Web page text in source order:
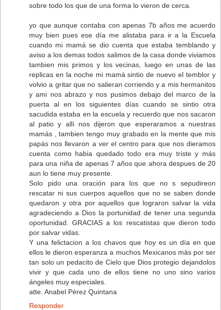
sobre todo los que de una forma lo vieron de cerca.
yo que aunque contaba con apenas 7b años me acuerdo
muy bien pues ese día me alistaba para ir a la Escuela
cuando mi mamá se dio cuenta que estaba temblando y
aviso a los demas todos salimos de la casa donde viviamos
tambien mis primos y los vecinas, luego en unas de las
replicas en la noche mi mamá sintio de nuevo el temblor y
volvio a gritar que no salieran corriendo y a mis hermanitos
y ami nos abrazo y nos pusimos debajo del marco de la
puerta al en los siguientes días cuando se sintio otra
sacudida estaba en la escuela y recuerdo que nos sacaron
al patio y allí nos dijeron que esperaramos a nuestras
mamás , tambien tengo muy grabado en la mente que mis
papás nos llevaron a ver el centro para que nos dieramos
cuenta como habia quedado todo era muy triste y más
para una niña de apenas 7 años que ahora despues de 20
aun lo tiene muy presente.
Solo pido una oración para los que no s sepudireon
rescatar ni sus cuerpos aquellos que no se saben donde
quedaron y otra por aquellos que lograron salvar la vida
agradeciendo a Dios la portunidad de tener una segunda
oportunidad. GRACIAS a los rescatistas que dieron todo
por salvar vidas.
Y una felictacion a los chavos que hoy es un día en que
ellos le dieron esperanza a muchos Mexicanos más por ser
tan solo un pedacito de Cielo que Dios protegio dejandolos
vivir y que cada uno de ellos tiene no uno sino varios
ángeles muy especiales.
atte. Anabel Pérez Quintana
Responder